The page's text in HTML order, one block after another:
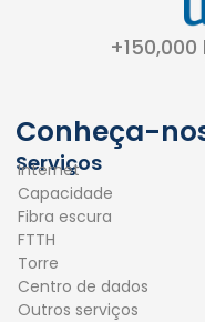
Conheça-
Serviços
Internet
Capacidade
Fibra escura
FTTH
Torre
Centro de dados
Outros serviços